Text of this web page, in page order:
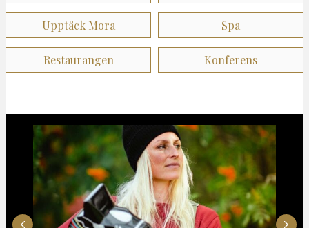
Upptäck Mora Spa
Restaurangen Konferens